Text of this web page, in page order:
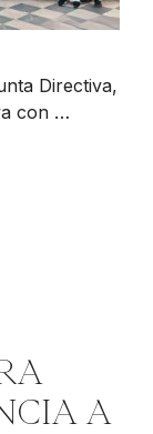
Directiva,
con …
A